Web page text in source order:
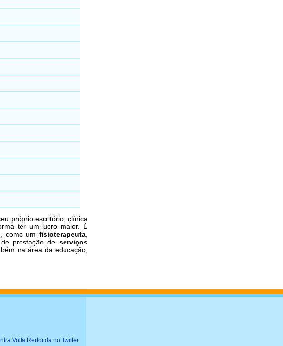
próprio escritório, clínica
ter um lucro maior. É
, como umfisioterapeuta
prestação deserviços
na área da educação,